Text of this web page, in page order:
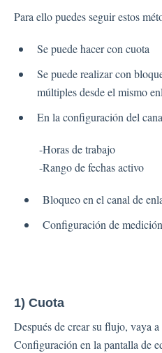
Botones
Idioma
Páginas de flujo
Configuración de flujo
Canales
Canal de Enlace
Configuración
Para ello puedes seguir estos
Se puede hacer con cuota
Se puede realizar con
múltiples desde el mismo
En la configuración del
-Horas de trabajo
-Rango de fechas activo
Bloqueo en el canal de
Configuración de
1) Cuota
Después de crear su flujo, vaya
Configuración en la pantalla de